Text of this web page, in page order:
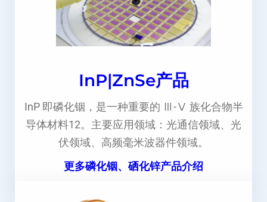
InP|ZnSe产品
InP 即磷化铟，是一种重要的 Ⅲ-Ⅴ 族化合物半
导体材料12。主要应用领域：光通信领域、光
伏领域、高频毫米波器件领域。
更多磷化铟、硒化锌产品介绍